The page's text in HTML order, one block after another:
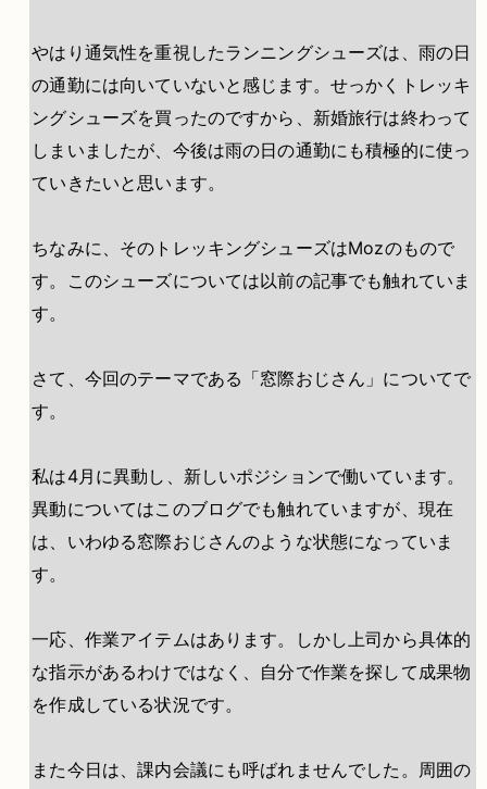
やはり通気性を重視したランニングシューズは、雨の日
の通勤には向いていないと感じます。せっかくトレッキ
ングシューズを買ったのですから、新婚旅行は終わって
しまいましたが、今後は雨の日の通勤にも積極的に使っ
ていきたいと思います。
ちなみに、そのトレッキングシューズはMozのもので
す。このシューズについては以前の記事でも触れていま
す。
さて、今回のテーマである「窓際おじさん」についてで
す。
私は4月に異動し、新しいポジションで働いています。
異動についてはこのブログでも触れていますが、現在
は、いわゆる窓際おじさんのような状態になっていま
す。
一応、作業アイテムはあります。しかし上司から具体的
な指示があるわけではなく、自分で作業を探して成果物
を作成している状況です。
また今日は、課内会議にも呼ばれませんでした。周囲の